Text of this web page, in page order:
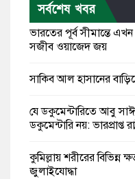
সর্বশেষ খবর
ভারতের পূর্ব সীমান্তে
সজীব ওয়াজেদ জয়
সাকিব আল হাসানের
যে ডকুমেন্টারিতে আবু
ডকুমেন্টারি নয়: ভারপ্রাপ্ত
কুমিল্লায় শরীরের বিভিন্ন
জুলাইযোদ্ধা